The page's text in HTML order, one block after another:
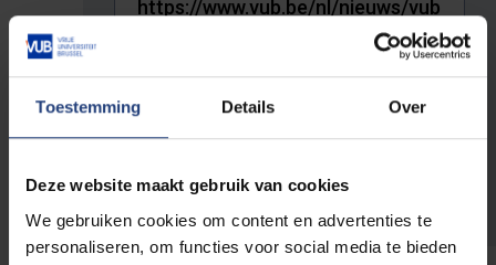
Toestemming Details Over
Deze website maakt gebruik van cookies
We gebruiken cookies om content en advertenties te
personaliseren, om functies voor social media te bieden
The full URL of the page where you encountered the error.